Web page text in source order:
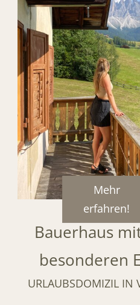
Mehr
erfahren!
Bauerhaus
besonderen
URLAUBSDOMIZIL IN